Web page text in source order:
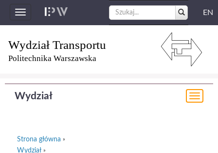
Toggle
navigation
EN
Wydział Transportu
Politechnika Warszawska
Wydział
Strona główna »
Wydział »